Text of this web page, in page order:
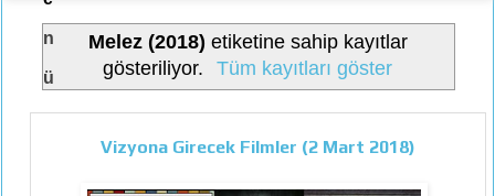
n
ü
Melez (2018) etiketine sahip kayıtlar
gösteriliyor.
Tüm kayıtları göster
Vizyona Girecek Filmler (2 Mart 2018)